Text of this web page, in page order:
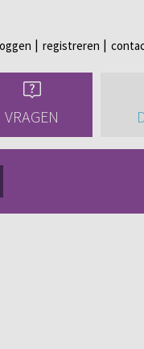
registreren
VRAGEN